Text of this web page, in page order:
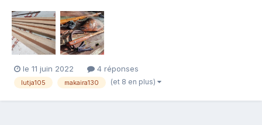
ma petite production, enfin j'en ai fabriqué tout de même plus
de 120 arbalètes toutes gammes confondues....
le 11 juin 2022 4 réponses
lutja105 makaira130 (et 8 en plus)